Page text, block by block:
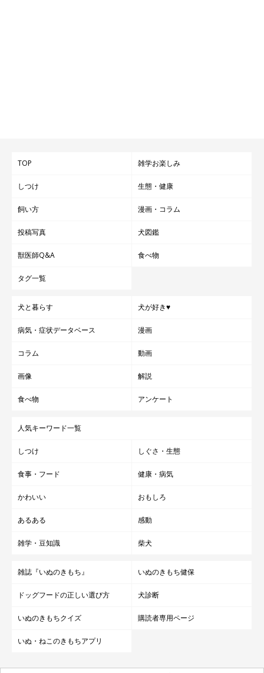
TOP 雑学お楽しみ
しつけ 生態・健康
飼い方 漫画・コラム
投稿写真 犬図鑑
獣医師Q&A 食べ物
タグ一覧
犬と暮らす 犬が好き♥
病気・症状データベース 漫画
コラム 動画
画像 解説
食べ物 アンケート
人気キーワード一覧
しつけ しぐさ・生態
食事・フード 健康・病気
かわいい おもしろ
あるある 感動
雑学・豆知識 柴犬
雑誌『いぬのきもち』 いぬのきもち健保
ドッグフードの正しい選び方 犬診断
いぬのきもちクイズ 購読者専用ページ
いぬ・ねこのきもちアプリ